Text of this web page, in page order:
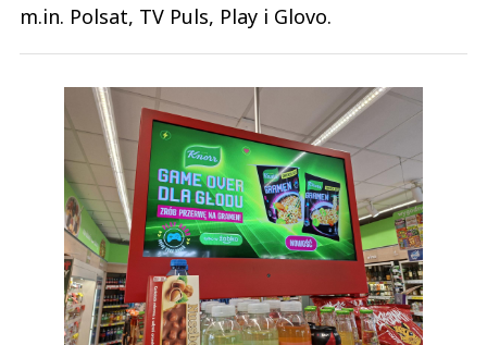
m.in. Polsat, TV Puls, Play i Glovo.